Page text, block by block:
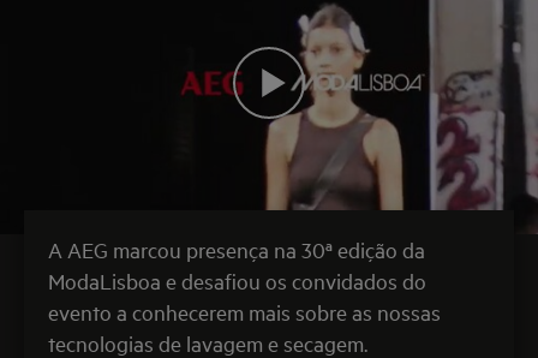
A AEG marcou presença na 30ª edição da
ModaLisboa e desafiou os convidados do
evento a conhecerem mais sobre as nossas
tecnologias de lavagem e secagem.